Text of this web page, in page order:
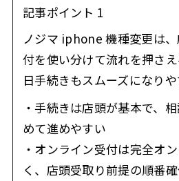
記事ポイント 1
ノジマ iphone 機種変更は
付を使い分けて流れを押さ
日手続きもスムーズになりや
・手続きは店頭が基本で、
めて進めやすい
・オンライン受付は完全オ
く、店頭受取り前提の順番